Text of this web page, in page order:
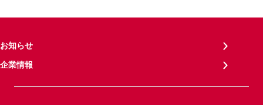
お知らせ
企業情報